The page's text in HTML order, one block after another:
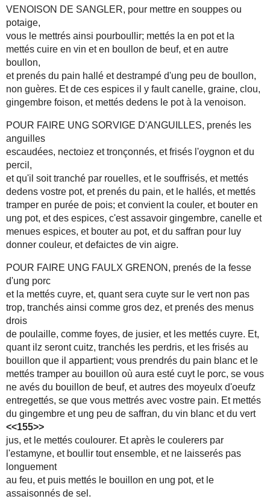
VENOISON DE SANGLER, pour mettre en souppes ou
potaige,
vous le mettrés ainsi pourboullir; mettés la en pot et la
mettés cuire en vin et en boullon de beuf, et en autre
boullon,
et prenés du pain hallé et destrampé d'ung peu de boullon,
non guères. Et de ces espices il y fault canelle, graine, clou,
gingembre foison, et mettés dedens le pot à la venoison.
POUR FAIRE UNG SORVIGE D'ANGUILLES, prenés les
anguilles
escaudées, nectoiez et tronçonnés, et frisés l'oygnon et du
percil,
et qu'il soit tranché par rouelles, et le souffrisés, et mettés
dedens vostre pot, et prenés du pain, et le hallés, et mettés
tramper en purée de pois; et convient la couler, et bouter en
ung pot, et des espices, c'est assavoir gingembre, canelle et
menues espices, et bouter au pot, et du saffran pour luy
donner couleur, et defaictes de vin aigre.
POUR FAIRE UNG FAULX GRENON, prenés de la fesse
d'ung porc
et la mettés cuyre, et, quant sera cuyte sur le vert non pas
trop, tranchés ainsi comme gros dez, et prenés des menus
drois
de poulaille, comme foyes, de jusier, et les mettés cuyre. Et,
quant ilz seront cuitz, tranchés les perdris, et les frisés au
bouillon que il appartient; vous prendrés du pain blanc et le
mettés tramper au bouillon où aura esté cuyt le porc, se vous
ne avés du bouillon de beuf, et autres des moyeulx d'oeufz
entregettés, se que vous mettrés avec vostre pain. Et mettés
du gingembre et ung peu de saffran, du vin blanc et du vert
<<155>>
jus, et le mettés coulourer. Et après le coulerers par
l'estamyne, et boullir tout ensemble, et ne laisserés pas
longuement
au feu, et puis mettés le bouillon en ung pot, et le
assaisonnés de sel.